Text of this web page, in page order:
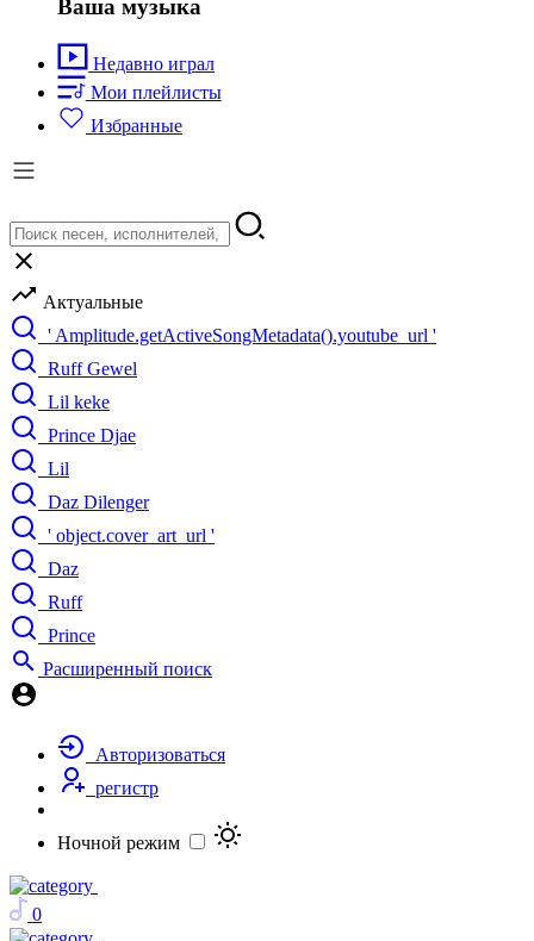
Ваша музыка
Недавно играл
Мои плейлисты
Избранные
Актуальные
' Amplitude.getActiveSongMetadata().youtube_url '
Ruff Gewel
Lil keke
Prince Djae
Lil
Daz Dilenger
' object.cover_art_url '
Daz
Ruff
Prince
Расширенный поиск
Авторизоваться
регистр
Ночной режим
0